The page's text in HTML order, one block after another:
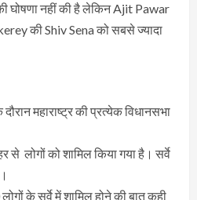
घोषणा नहीं की है लेकिन Ajit Pawar
की Shiv Sena को सबसे ज्यादा
महाराष्ट्र की प्रत्येक विधानसभा
लोगों को शामिल किया गया है। सर्वे
के सर्वे में शामिल होने की बात कही